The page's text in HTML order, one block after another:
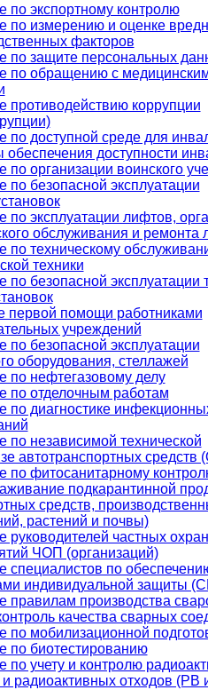
по экспортному контролю
по измерению и оценке
факторов
по защите персональных
по обращению с
противодействию коррупции
по доступной среде для
обеспечения доступности
по организации воинского
по безопасной эксплуатации
по эксплуатации лифтов,
обслуживания и ремонта
по техническому
техники
по безопасной эксплуатации
первой помощи работниками
учреждений
по безопасной эксплуатации
оборудования, стеллажей
по нефтегазовому делу
по отделочным работам
по диагностике
по независимой технической
автотранспортных
по фитосанитарному
подкарантинной
средств,
растений и почвы)
руководителей частных
ЧОП (организаций)
специалистов по
индивидуальной защиты
правилам производства
качества сварных
по мобилизационной
по биотестированию
по учету и контролю
радиоактивных отходов (РВ